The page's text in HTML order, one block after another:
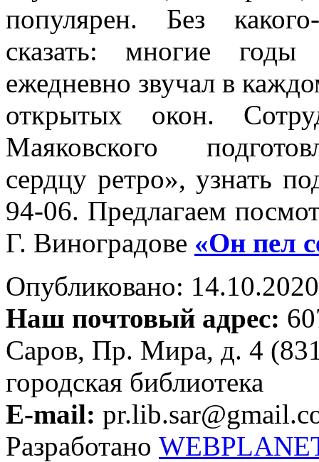
популярен. Без
сказать: многие годы
ежедневно звучал в
открытых окон.
Маяковского
сердцу ретро», узнать
94-06. Предлагаем
Г. Виноградове «Он пел
Опубликовано:
Наш почтовый адрес:
Саров, Пр. Мира, д. 4
городская библиотека
E-mail:
Разработано